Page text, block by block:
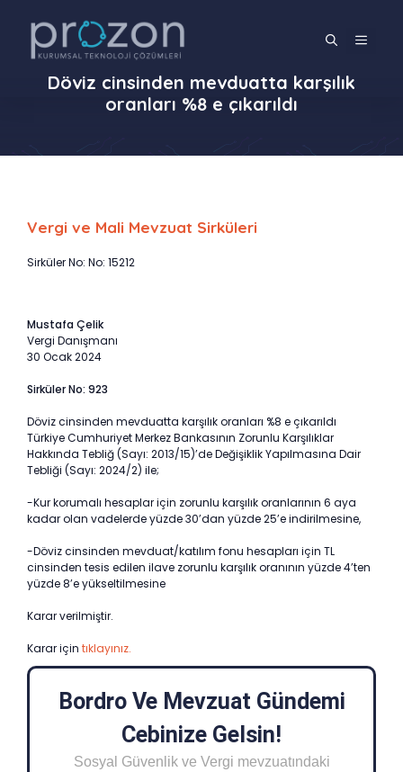
MENÜ
Döviz cinsinden mevduatta karşılık
oranları %8 e çıkarıldı
Vergi ve Mali Mevzuat Sirküleri
Sirküler No: No: 15212
Mustafa Çelik
Vergi Danışmanı
30 Ocak 2024
Sirküler No: 923
Döviz cinsinden mevduatta karşılık oranları %8 e çıkarıldı
Türkiye Cumhuriyet Merkez Bankasının Zorunlu Karşılıklar
Hakkında Tebliğ (Sayı: 2013/15)’de Değişiklik Yapılmasına Dair
Tebliği (Sayı: 2024/2) ile;
-Kur korumalı hesaplar için zorunlu karşılık oranlarının 6 aya
kadar olan vadelerde yüzde 30’dan yüzde 25’e indirilmesine,
-Döviz cinsinden mevduat/katılım fonu hesapları için TL
cinsinden tesis edilen ilave zorunlu karşılık oranının yüzde 4’ten
yüzde 8’e yükseltilmesine
Karar verilmiştir.
Karar için tıklayınız.
Bordro Ve Mevzuat Gündemi
Cebinize Gelsin!
Sosyal Güvenlik ve Vergi mevzuatındaki